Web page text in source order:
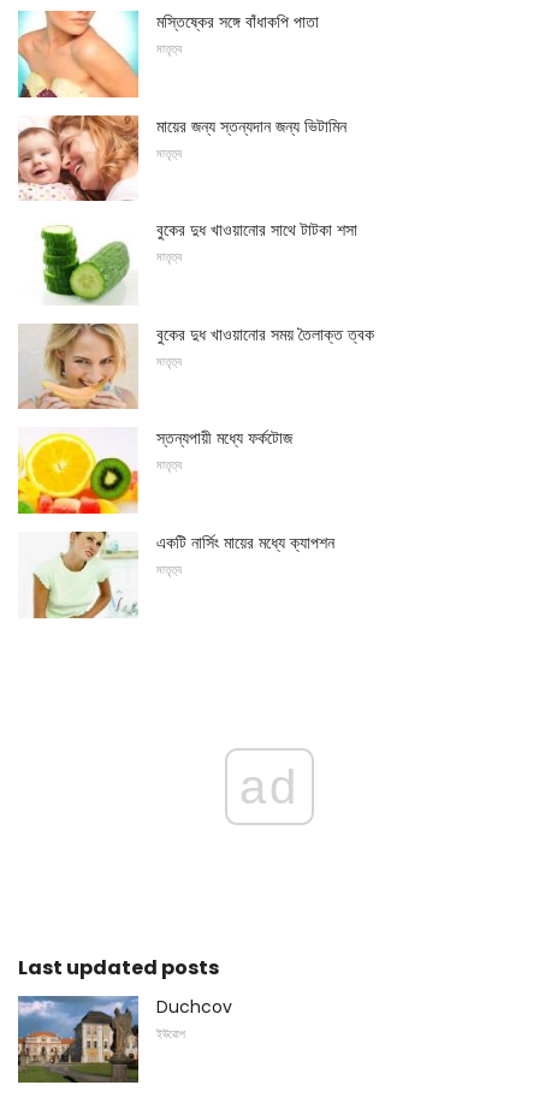
মস্তিষ্কের সঙ্গে বাঁধাকপি পাতা
মাতৃত্ব
মায়ের জন্য স্তন্যদান জন্য ভিটামিন
মাতৃত্ব
বুকের দুধ খাওয়ানোর সাথে টাটকা শসা
মাতৃত্ব
বুকের দুধ খাওয়ানোর সময় তৈলাক্ত ত্বক
মাতৃত্ব
স্তন্যপায়ী মধ্যে ফর্কটোজ
মাতৃত্ব
একটি নার্সিং মায়ের মধ্যে ক্যাপশন
মাতৃত্ব
ad
Last updated posts
Duchcov
ইউরোপ